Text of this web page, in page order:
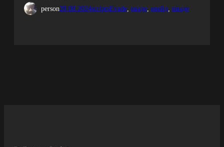
person28.08.2024scriptsEvade еваде евейд иваде